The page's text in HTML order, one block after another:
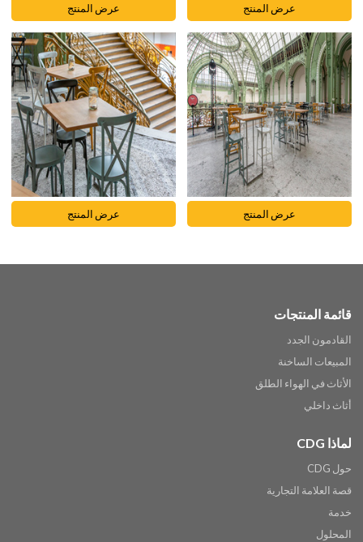
عرض المنتج عرض المنتج
عرض المنتج عرض المنتج
قائمة المنتجات
القادمون الجدد
المبيعات الساخنة
الأثاث في الهواء الطلق
أثاث داخلي
لماذا CDG
حول CDG
قصة العلامة التجارية
خدمة
المحلول